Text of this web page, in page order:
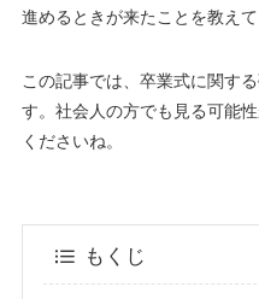
進めるときが来たことを教え
この記事では、卒業式に関す
す。社会人の方でも見る可能
くださいね。
もくじ